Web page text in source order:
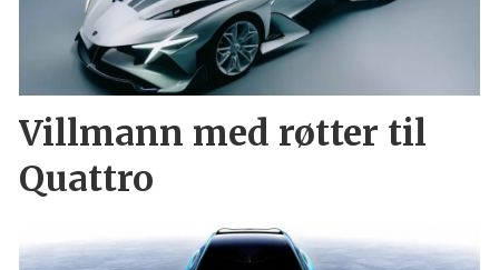
Villmann med røtter til
Quattro